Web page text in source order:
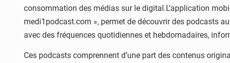
consommation des médias sur le digital.L’application
medi1podcast.com », permet de découvrir des podcasts
avec des fréquences quotidiennes et hebdomadaires,
Ces podcasts comprennent d’une part des contenus